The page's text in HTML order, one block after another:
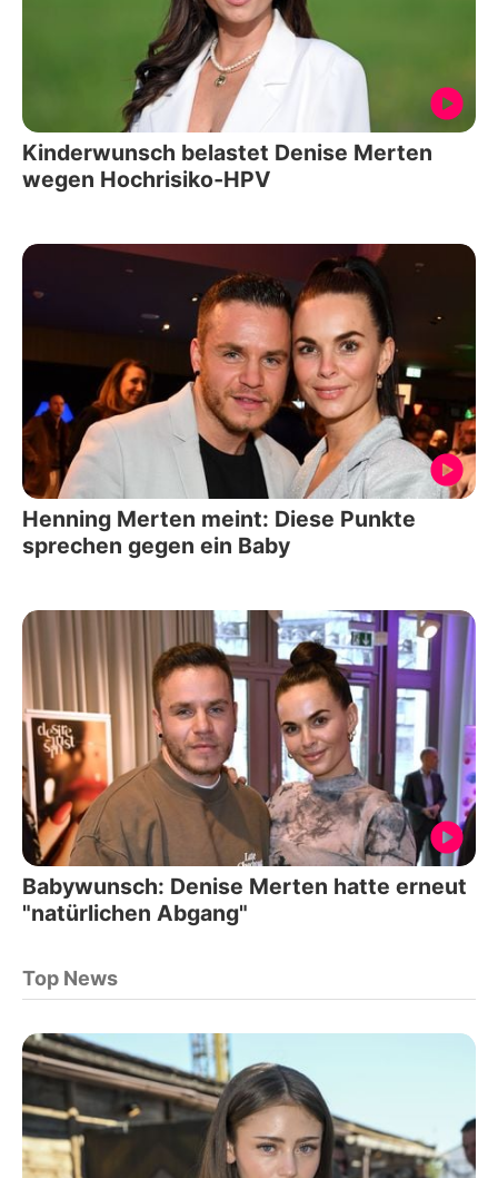
Kinderwunsch belastet Denise Merten
wegen Hochrisiko‑HPV
Henning Merten meint: Diese Punkte
sprechen gegen ein Baby
Babywunsch: Denise Merten hatte erneut
"natürlichen Abgang"
Top News